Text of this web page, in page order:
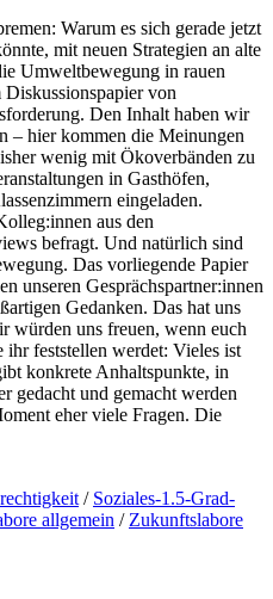
Warum es sich gerade jetzt
mit neuen Strategien an alte
Umweltbewegung in rauen
von
Den Inhalt haben wir
– hier kommen die Meinungen
wenig mit Ökoverbänden zu
in Gasthöfen,
eingeladen.
aus den
befragt. Und natürlich sind
Das vorliegende Papier
unseren Gesprächspartner:innen
Gedanken. Das hat uns
würden uns freuen, wenn euch
ihr feststellen werdet: Vieles ist
konkrete Anhaltspunkte, in
gedacht und gemacht werden
eher viele Fragen. Die
/ Soziales-1.5-Grad-
allgemein / Zukunftslabore